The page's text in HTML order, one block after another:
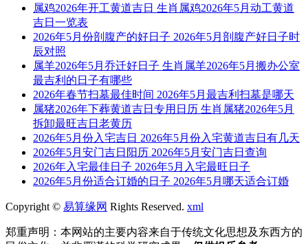
属鸡2026年开工黄道吉日 生肖属鸡2026年5月动工黄道
吉日一览表
2026年5月份剖腹产的好日子 2026年5月剖腹产好日子时
辰对照
属羊2026年5月乔迁好日子 生肖属羊2026年5月搬办公室
最吉利的日子有哪些
2026年春节扫墓最佳时间 2026年5月最吉利扫墓是哪天
属猪2026年下葬黄道吉日专用日历 生肖属猪2026年5月
拆卸最旺吉日老黄历
2026年5月份入宅吉日 2026年5月份入宅黄道吉日有几天
2026年5月安门吉日阳历 2026年5月安门吉日查询
2026年入宅最佳日子 2026年5月入宅最旺日子
2026年5月份适合订婚的日子 2026年5月哪天适合订婚
Copyright © 易算缘网 Rights Reserved. xml
郑重声明：本网站的主要内容来自于传统文化思想及东西方的